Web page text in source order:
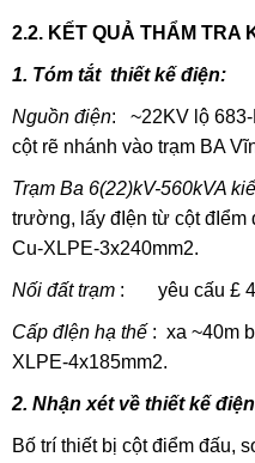
2.2. KẾT QUẢ THẨM TRA
1. Tóm tắt thiết kế điện:
Nguồn điện: ~22KV lộ
cột rẽ nhánh vào trạm BA
Trạm Ba 6(22)kV-560kVA
trường, lấy đIện từ cột đIểm
Cu-XLPE-3x240mm2.
Nối đất trạm: yêu cấu £ 4
Cấp đIện hạ thế: xa ~40m
XLPE-4x185mm2.
2. Nhận xét về thiết kế
Bố trí thiết bị cột điểm đấu,